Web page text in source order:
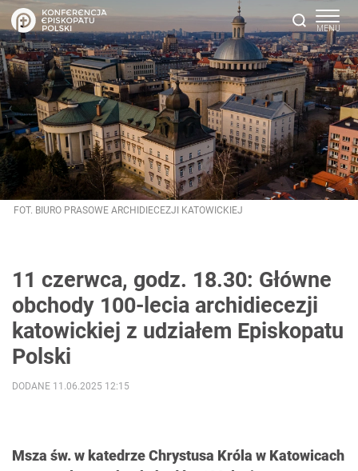
FOT. BIURO PRASOWE ARCHIDIECEZJI KATOWICKIEJ
11 czerwca, godz. 18.30: Główne
obchody 100-lecia archidiecezji
katowickiej z udziałem Episkopatu
Polski
Msza św. w katedrze Chrystusa Króla w Katowicach
DODANE 11.06.2025 12:15